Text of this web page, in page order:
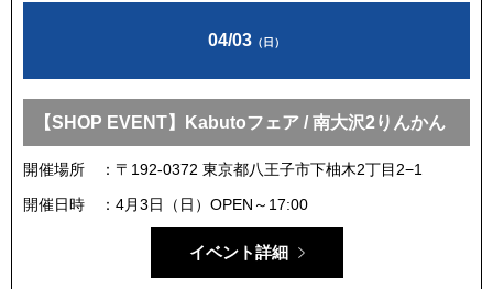
04/03 （日）
【SHOP EVENT】Kabutoフェア / 南大沢2りんかん
開催場所
〒192-0372 東京都八王子市下柚木2丁目2−1
開催日時
4月3日（日）OPEN～17:00
イベント詳細